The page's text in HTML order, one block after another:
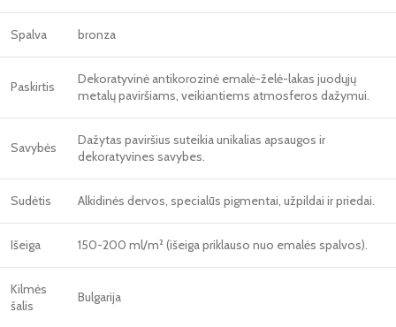
Spalva bronza
Paskirtis
Dekoratyvinė antikorozinė emalė-želė-lakas juodųjų
metalų paviršiams, veikiantiems atmosferos dažymui.
Savybės
Dažytas paviršius suteikia unikalias apsaugos ir
dekoratyvines savybes.
Sudėtis Alkidinės dervos, specialūs pigmentai, užpildai ir priedai.
Išeiga 150-200 ml/m² (išeiga priklauso nuo emalės spalvos).
Kilmės
šalis
Bulgarija